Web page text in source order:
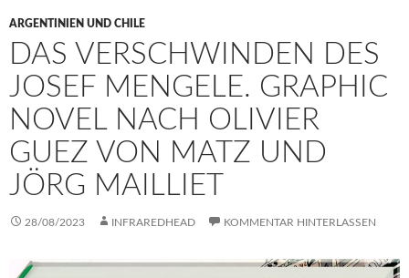
ARGENTINIEN UND CHILE
DAS VERSCHWINDEN DES
JOSEF MENGELE. GRAPHIC
NOVEL NACH OLIVIER
GUEZ VON MATZ UND
JÖRG MAILLIET
28/08/2023 INFRAREDHEAD KOMMENTAR HINTERLASSEN